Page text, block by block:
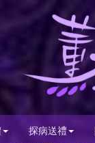
探病送禮